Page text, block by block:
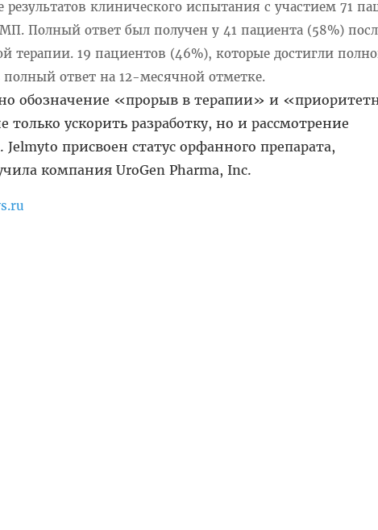
результатов клинического испытания с участием 71
Полный ответ был получен у 41 пациента (58%)
терапии. 19 пациентов (46%), которые достигли
ответ на 12-месячной отметке.
обозначение «прорыв в терапии» и
только ускорить разработку, но и рассмотрение
Jelmyto присвоен статус орфанного препарата,
компания UroGen Pharma, Inc.